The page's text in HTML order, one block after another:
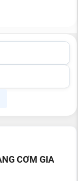
CƠM GIA